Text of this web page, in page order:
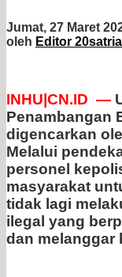
Jumat, 27 Maret
oleh Editor 20satria
INHU|CN.ID —
Penambangan
digencarkan
Melalui
personel
masyarakat
tidak lagi
ilegal yang
dan melanggar